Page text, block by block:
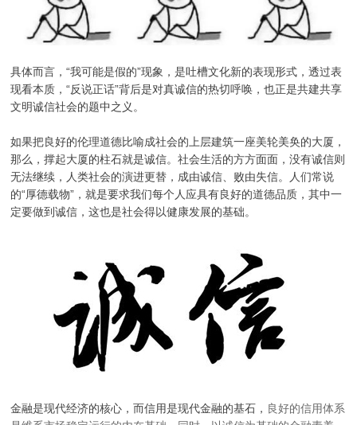
具体而言，“我可能是假的”现象，是吐槽文化新的表现形式，透过表
现看本质，“反说正话”背后是对真诚信的热切呼唤，也正是共建共享
文明诚信社会的题中之义。
如果把良好的伦理道德比喻成社会的上层建筑一座美轮美奂的大厦，
那么，撑起大厦的柱石就是诚信。社会生活的方方面面，没有诚信则
无法继续，人类社会的演进更替，成由诚信、败由失信。人们常说
的“厚德载物”，就是要求我们每个人应具有良好的道德品质，其中一
定要做到诚信，这也是社会得以健康发展的基础。
金融是现代经济的核心，而信用是现代金融的基石， 良好的信用体系